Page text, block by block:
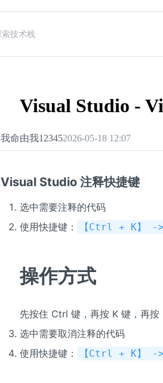
Visual Studio -
我命由我123452026-05-18 12:07
Visual Studio 注释快捷键
选中需要注释的代码
使用快捷键：
【Ctrl + K】 -
操作方式
先按住 Ctrl 键，再按 K 键，再按
选中需要取消注释的代码
使用快捷键：
【Ctrl + K】 -